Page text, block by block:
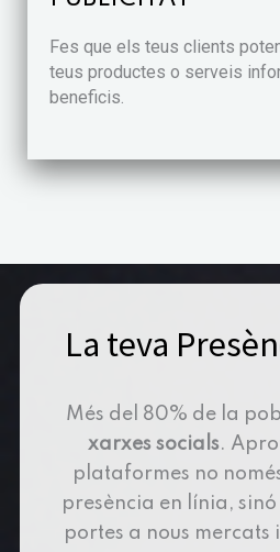
Fes que els teus clients
teus productes o serveis
beneficis.
La teva
Més del 80% de la
xarxes socials.
plataformes no
presència en línia,
portes a nous mercats i